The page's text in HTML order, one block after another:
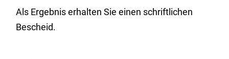
Als Ergebnis erhalten Sie einen schriftlichen
Bescheid.